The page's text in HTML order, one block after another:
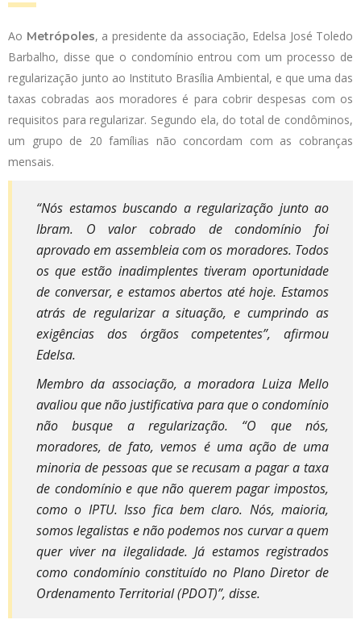
Ao Metrópoles, a presidente da associação, Edelsa José Toledo
Barbalho, disse que o condomínio entrou com um processo de
regularização junto ao Instituto Brasília Ambiental, e que uma das
taxas cobradas aos moradores é para cobrir despesas com os
requisitos para regularizar. Segundo ela, do total de condôminos,
um grupo de 20 famílias não concordam com as cobranças
mensais.
“Nós estamos buscando a regularização junto ao
Ibram. O valor cobrado de condomínio foi
aprovado em assembleia com os moradores. Todos
os que estão inadimplentes tiveram oportunidade
de conversar, e estamos abertos até hoje. Estamos
atrás de regularizar a situação, e cumprindo as
exigências dos órgãos competentes”, afirmou
Edelsa.
Membro da associação, a moradora Luiza Mello
avaliou que não justificativa para que o condomínio
não busque a regularização. “O que nós,
moradores, de fato, vemos é uma ação de uma
minoria de pessoas que se recusam a pagar a taxa
de condomínio e que não querem pagar impostos,
como o IPTU. Isso fica bem claro. Nós, maioria,
somos legalistas e não podemos nos curvar a quem
quer viver na ilegalidade. Já estamos registrados
como condomínio constituído no Plano Diretor de
Ordenamento Territorial (PDOT)”, disse.